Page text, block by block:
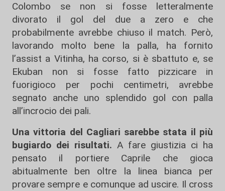
Colombo se non si fosse letteralmente
divorato il gol del due a zero e che
probabilmente avrebbe chiuso il match. Però,
lavorando molto bene la palla, ha fornito
l’assist a Vitinha, ha corso, si è sbattuto e, se
Ekuban non si fosse fatto pizzicare in
fuorigioco per pochi centimetri, avrebbe
segnato anche uno splendido gol con palla
all’incrocio dei pali.
Una vittoria del Cagliari sarebbe stata il più
bugiardo dei risultati. A fare giustizia ci ha
pensato il portiere Caprile che gioca
abitualmente ben oltre la linea bianca per
provare sempre e comunque ad uscire. Il cross